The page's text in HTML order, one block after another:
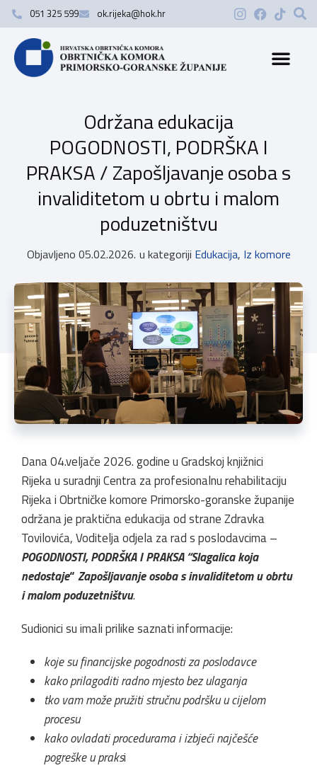
051 325 599 ok.rijeka@hok.hr
Održana edukacija
POGODNOSTI, PODRŠKA I
PRAKSA / Zapošljavanje osoba s
invaliditetom u obrtu i malom
poduzetništvu
Objavljeno 05.02.2026. u kategoriji Edukacija, Iz komore
Dana 04.veljače 2026. godine u Gradskoj knjižnici
Rijeka u suradnji Centra za profesionalnu rehabilitaciju
Rijeka i Obrtničke komore Primorsko-goranske županije
održana je praktična edukacija od strane Zdravka
Tovilovića, Voditelja odjela za rad s poslodavcima –
POGODNOSTI, PODRŠKA I PRAKSA “Slagalica koja
nedostaje“Zapošljavanje osoba s invaliditetom u obrtu
i malom poduzetništvu.
Sudionici su imali prilike saznati informacije:
koje su financijske pogodnosti za poslodavce
kako prilagoditi radno mjesto bez ulaganja
tko vam može pružiti stručnu podršku u cijelom
procesu
kako ovladati procedurama i izbjeći najčešće
pogreške u praksi